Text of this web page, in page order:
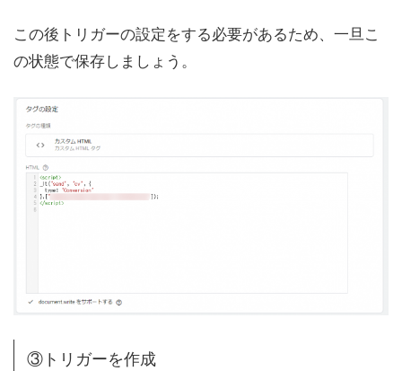
この後トリガーの設定をする必要があるため、一旦こ
の状態で保存しましょう。
③トリガーを作成